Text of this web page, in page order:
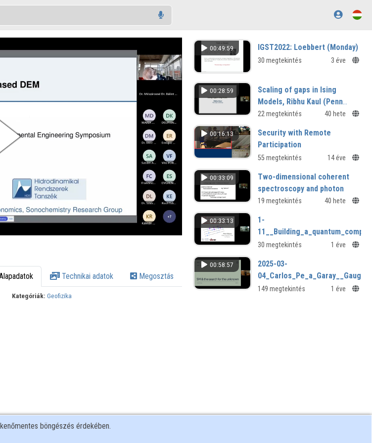
Technikai adatok Megosztás
Kategóriák: Geofizika
00:49:59 IGST2022: Loebbert (Monday)
30 megtekintés 3 éve
00:28:59
Scaling of gaps in Ising
Models, Ribhu Kaul (Penn
State University, USA)
22 megtekintés 40 hete
00:16:13
Security with Remote
Participation
55 megtekintés 14 éve
00:33:09
Two-dimensional coherent
spectroscopy and photon
echo in quantum spin chains
Tokyo, Japan)
19 megtekintés 40 hete
00:33:13
1-
30 megtekintés 1 éve
00:58:57
2025-03-
149 megtekintés 1 éve
böngészés érdekében.